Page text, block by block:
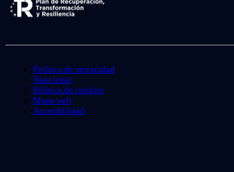
Política de privacidad
Nota legal
Política de cookies
Mapa web
Accesibilidad